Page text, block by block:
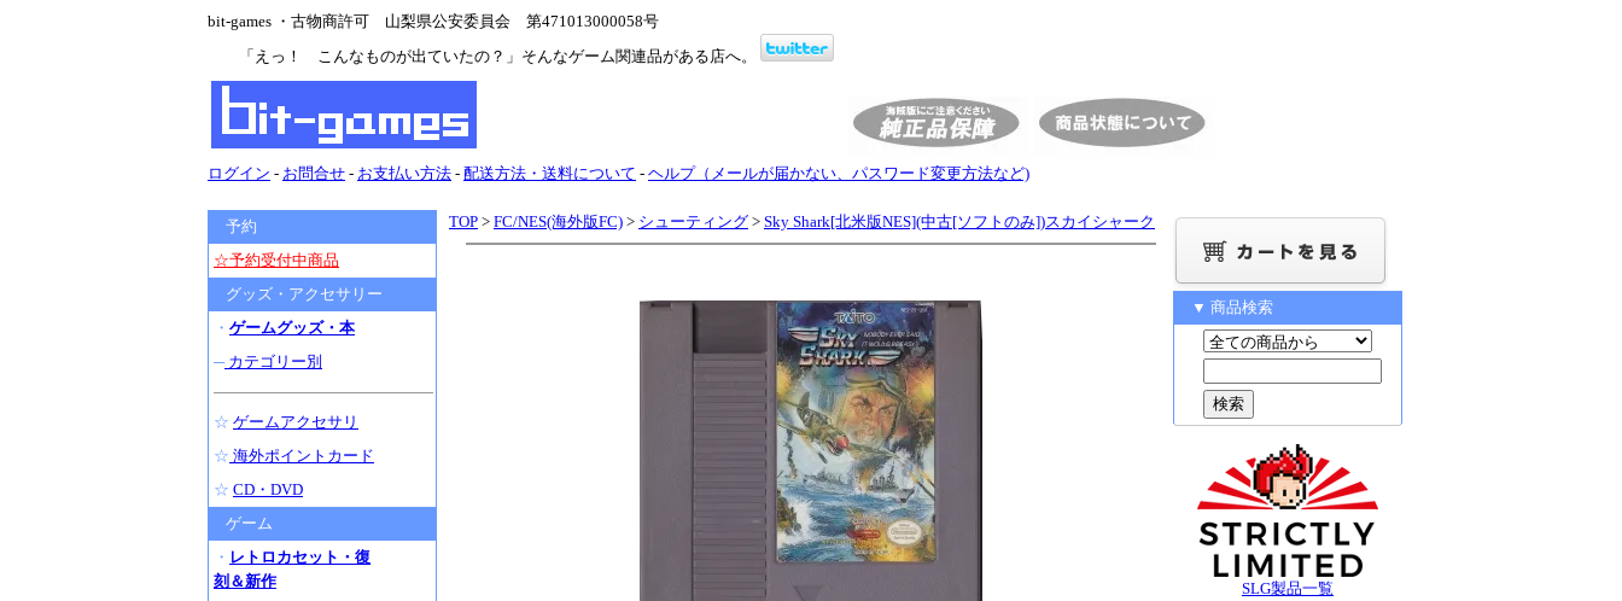
bit-games ・古物商許可 山梨県公安委員会 第471013000058号
「えっ！ こんなものが出ていたの？」そんなゲーム関連品がある店へ。
ログイン - お問合せ - お支払い方法 - 配送方法・送料について - ヘルプ（メールが届かない、パスワード変更方法など)
TOP > FC/NES(海外版FC) > シューティング > Sky Shark[北米版NES](中古[ソフトのみ])スカイシャーク
予約
☆予約受付中商品
グッズ・アクセサリー
・ ゲームグッズ・本
─カテゴリー別
☆ ゲームアクセサリ
☆ 海外ポイントカード
☆ CD・DVD
ゲーム
・ レトロカセット・復
刻＆新作
▼ 商品検索
SLG製品一覧